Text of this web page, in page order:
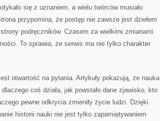
się z uznaniem, a wielu twórców musiało
przypomina, że postęp nie zawsze jest dziełem
podręczników. Czasem za wielkimi zmianami
To sprawia, że serwis ma nie tylko charakter
otwartość na pytania. Artykuły pokazują, że nauka
coś działa, jak powstało dane zjawisko, kto
pewne odkrycia zmieniły życie ludzi. Dzięki
historii nauki nie jest tylko zapamiętywaniem